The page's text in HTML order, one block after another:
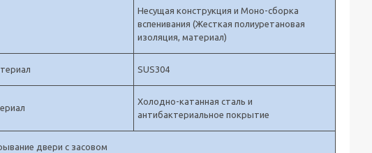
Несущая конструкция и Моно-сборка
вспенивания (Жесткая полиуретановая
изоляция, материал)
SUS304
Холодно-катанная сталь и
антибактериальное покрытие
двери с засовом